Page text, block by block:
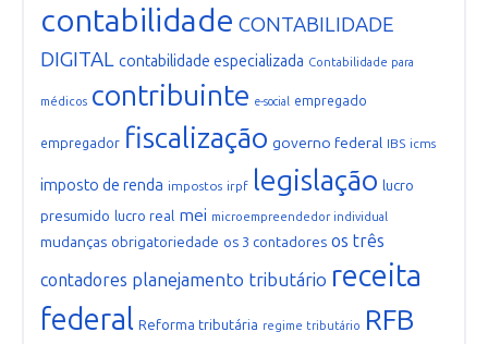
contabilidade CONTABILIDADE
DIGITAL contabilidade especializada Contabilidade para
médicos contribuinte e-social empregado
empregador fiscalização governo federal IBS icms
imposto de renda impostos irpf legislação lucro
presumido lucro real mei microempreendedor individual
mudanças obrigatoriedade os 3 contadores os três
contadores planejamento tributário receita
federal Reforma tributária regime tributário RFB